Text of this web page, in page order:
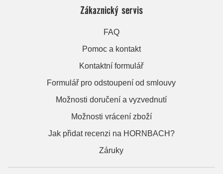
Zákaznický servis
FAQ
Pomoc a kontakt
Kontaktní formulář
Formulář pro odstoupení od smlouvy
Možnosti doručení a vyzvednutí
Možnosti vrácení zboží
Jak přidat recenzi na HORNBACH?
Záruky